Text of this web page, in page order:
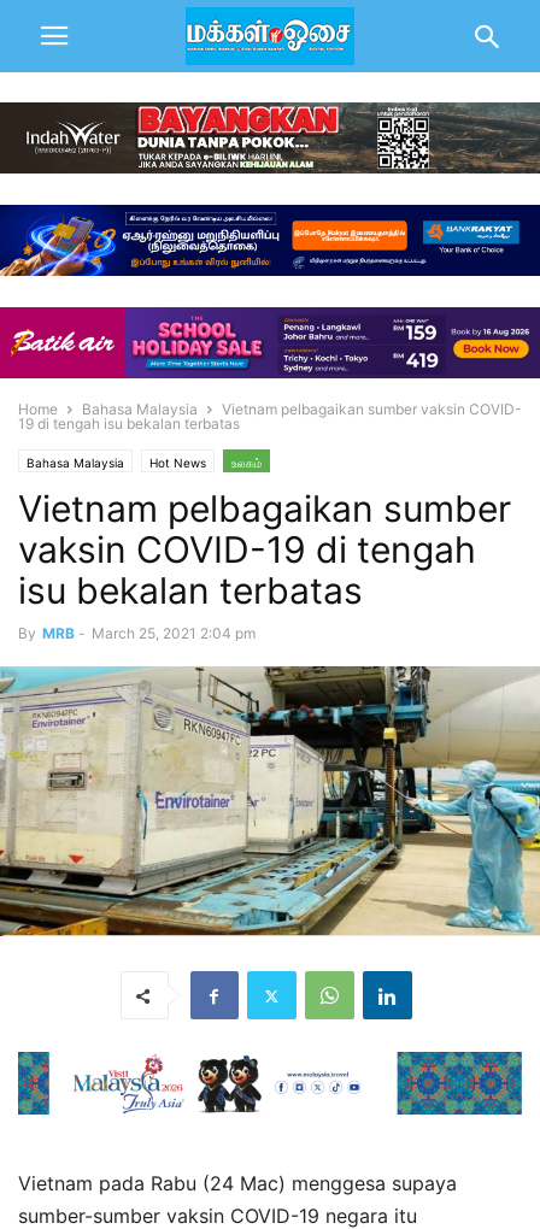
Home Bahasa Malaysia
Vietnam pelbagaikan sumber vaksin COVID-
19 di tengah isu bekalan terbatas
Bahasa Malaysia Hot News உலகம்
Vietnam pelbagaikan sumber
vaksin COVID-19 di tengah
isu bekalan terbatas
By MRB - March 25, 2021 2:04 pm
Vietnam pada Rabu (24 Mac) menggesa supaya
sumber-sumber vaksin COVID-19 negara itu